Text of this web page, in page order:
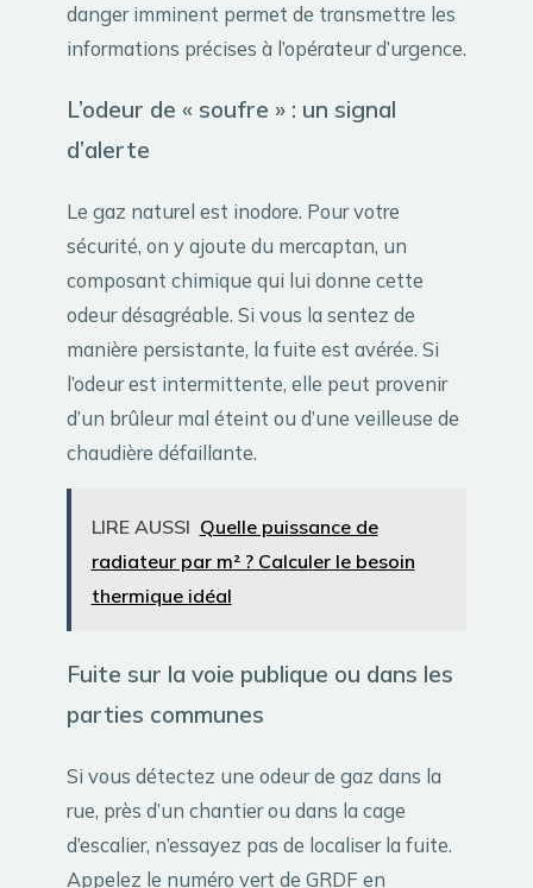
danger imminent permet de transmettre les
informations précises à l’opérateur d’urgence.
L’odeur de « soufre » : un signal
d’alerte
Le gaz naturel est inodore. Pour votre
sécurité, on y ajoute du mercaptan, un
composant chimique qui lui donne cette
odeur désagréable. Si vous la sentez de
manière persistante, la fuite est avérée. Si
l’odeur est intermittente, elle peut provenir
d’un brûleur mal éteint ou d’une veilleuse de
chaudière défaillante.
LIRE AUSSI Quelle puissance de
radiateur par m² ? Calculer le besoin
thermique idéal
Fuite sur la voie publique ou dans les
parties communes
Si vous détectez une odeur de gaz dans la
rue, près d’un chantier ou dans la cage
d’escalier, n’essayez pas de localiser la fuite.
Appelez le numéro vert de GRDF en